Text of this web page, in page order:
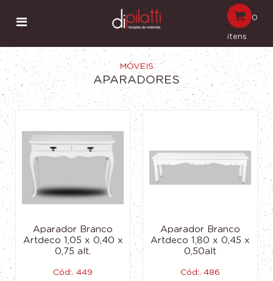
0
itens
MÓVEIS
APARADORES
Aparador Branco
Artdeco 1,05 x 0,40 x
0,75 alt.
Cód:. 449
Aparador Branco
Artdeco 1,80 x 0,45 x
0,50alt
Cód:. 486